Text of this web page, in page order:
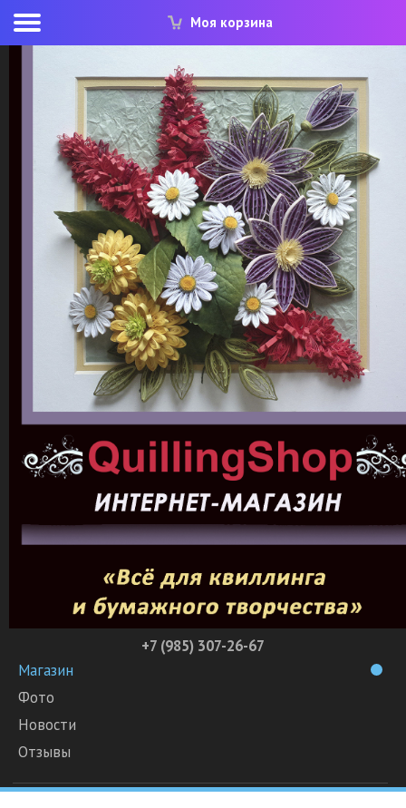
Моя корзина
+7 (985) 307-26-67
Магазин
Фото
Новости
Отзывы